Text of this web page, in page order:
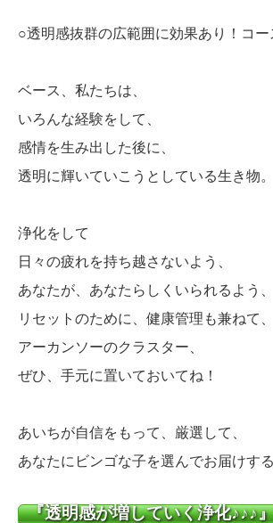
○透明感抜群の広範囲に効果あり！コー
ベース、私たちは、
いろんな経験をして、
感情を生み出した後に、
透明に輝いていこうとしている生き物。
浄化をして
日々の疲れを持ち越さないよう、
あなたが、あなたらしくいられるよう、
リセットのために、健康管理も兼ねて、
アーカンソーのクラスター、
ぜひ、手元に置いておいてね！
あいちが自信をもって、厳選して、
あなたにビンゴな子を選んでお届けす
『透明感が増していく浄化♪♪♪